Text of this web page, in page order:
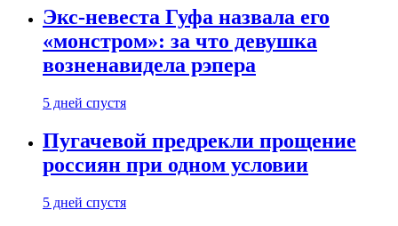
Экс-невеста Гуфа назвала его
«монстром»: за что девушка
возненавидела рэпера
5 дней спустя
Пугачевой предрекли прощение
россиян при одном условии
5 дней спустя